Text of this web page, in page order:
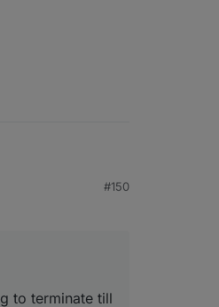
till next schedule#150
to terminate till